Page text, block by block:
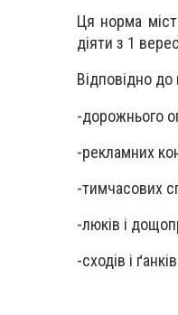
Ця норма
діяти з 1
Відповідно
-дорожнього
-рекламних
-тимчасових
-люків і
-сходів і